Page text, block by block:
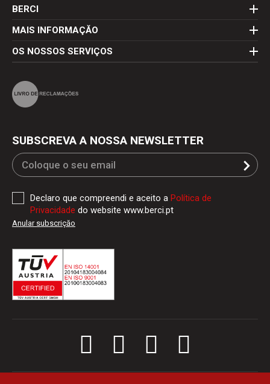
BERCI
MAIS INFORMAÇĂO
OS NOSSOS SERVIÇOS
SUBSCREVA A NOSSA NEWSLETTER
Declaro que compreendi e aceito a Política de
Privacidade do website www.berci.pt
Anular subscriçăo